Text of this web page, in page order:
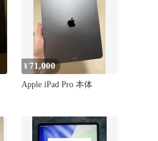
¥ 71,000
Apple iPad Pro 本体